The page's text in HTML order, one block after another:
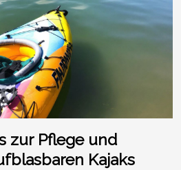
zur Pflege und
Kajaks